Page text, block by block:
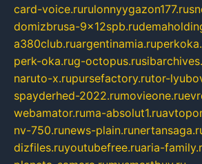
card-voice.rurulonnyygazon177.ru
domizbrusa-9x12spb.ru
a380club.ruargentinamia.ru
perk-oka.rug-octopus.ru
naruto-x.rupursefactory.rutor-
spayderhed-2022.rumovieone.ru
webamator.ruma-absolut1.ru
nv-750.runews-plain.ru
dizfiles.ruyoutubefree.ruaria-